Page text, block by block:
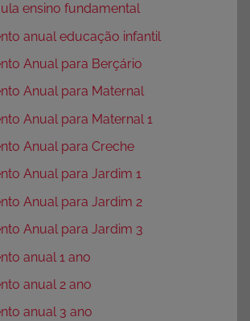
ensino fundamental
anual educação infantil
Anual para Berçário
Anual para Maternal
Anual para Maternal 1
Anual para Creche
Anual para Jardim 1
Anual para Jardim 2
Anual para Jardim 3
anual 1 ano
anual 2 ano
anual 3 ano